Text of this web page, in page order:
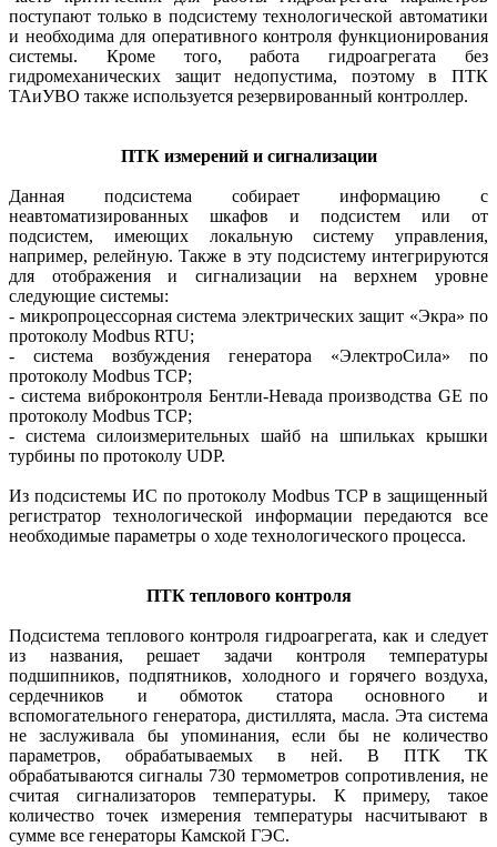
поступают только в подсистему технологической автоматики
и необходима для оперативного контроля функционирования
системы. Кроме того, работа гидроагрегата без
гидромеханических защит недопустима, поэтому в ПТК
ТАиУВО также используется резервированный контроллер.
ПТК измерений и сигнализации
Данная подсистема собирает информацию с
неавтоматизированных шкафов и подсистем или от
подсистем, имеющих локальную систему управления,
например, релейную. Также в эту подсистему интегрируются
для отображения и сигнализации на верхнем уровне
следующие системы:
- микропроцессорная система электрических защит «Экра» по
протоколу Modbus RTU;
- система возбуждения генератора «ЭлектроСила» по
протоколу Modbus TCP;
- система виброконтроля Бент­ли-Невада производства GE по
протоколу Modbus TCP;
- система силоизмерительных шайб на шпильках крышки
турбины по протоколу UDP.
Из подсистемы ИС по протоколу Modbus TCP в защищенный
регистратор технологической информации передаются все
необходимые параметры о ходе технологического процесса.
ПТК теплового контроля
Подсистема теплового конт­роля гидроагрегата, как и следует
из названия, решает задачи контроля температуры
подшипников, подпятников, холодного и горячего воздуха,
сердечников и обмоток статора основного и
вспомогательного генератора, дистиллята, мас­ла. Эта система
не заслуживала бы упоминания, если бы не количество
параметров, обрабатываемых в ней. В ПТК ТК
обрабатываются сигналы 730 термометров сопротивления, не
считая сигнализаторов температуры. К примеру, такое
количество точек измерения температуры насчитывают в
сумме все генераторы Камской ГЭС.